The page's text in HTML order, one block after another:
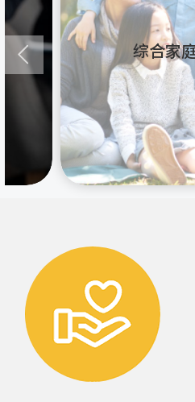
综合家